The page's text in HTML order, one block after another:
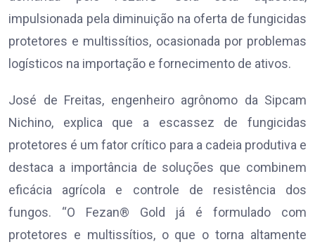
impulsionada pela diminuição na oferta de fungicidas
protetores e multissítios, ocasionada por problemas
logísticos na importação e fornecimento de ativos.
José de Freitas, engenheiro agrônomo da Sipcam
Nichino, explica que a escassez de fungicidas
protetores é um fator crítico para a cadeia produtiva e
destaca a importância de soluções que combinem
eficácia agrícola e controle de resistência dos
fungos. “O Fezan® Gold já é formulado com
protetores e multissítios, o que o torna altamente